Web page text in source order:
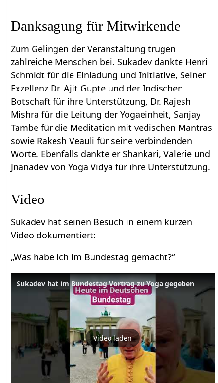
Danksagung für Mitwirkende
Zum Gelingen der Veranstaltung trugen
zahlreiche Menschen bei. Sukadev dankte Henri
Schmidt für die Einladung und Initiative, Seiner
Exzellenz Dr. Ajit Gupte und der Indischen
Botschaft für ihre Unterstützung, Dr. Rajesh
Mishra für die Leitung der Yogaeinheit, Sanjay
Tambe für die Meditation mit vedischen Mantras
sowie Rakesh Veauli für seine verbindenden
Worte. Ebenfalls dankte er Shankari, Valerie und
Jnanadev von Yoga Vidya für ihre Unterstützung.
Video
Sukadev hat seinen Besuch in einem kurzen
Video dokumentiert:
„Was habe ich im Bundestag gemacht?“
Sukadev hat im Bundestag Vortrag zu Yoga gegeben
Video laden